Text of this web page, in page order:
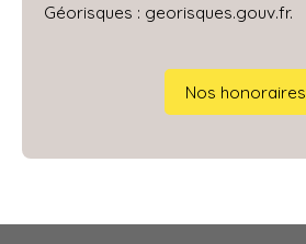
Géorisques : georisques.gouv.fr.
Nos honoraires